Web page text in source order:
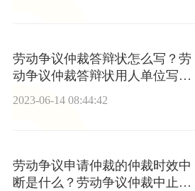
劳动争议仲裁答辩状怎么写？劳
动争议仲裁答辩状用人单位写什
2023-06-14 08:44:42
劳动争议申请仲裁的仲裁时效中
断是什么？劳动争议仲裁中止情